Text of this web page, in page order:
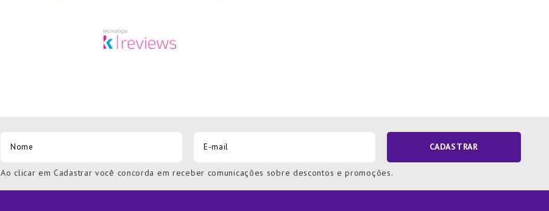
CADASTRAR
Ao clicar em Cadastrar você concorda em receber comunicações sobre descontos e promoções.